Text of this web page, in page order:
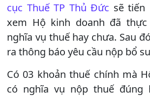
cục Thuế TP Thủ Đức sẽ tiến
xem Hộ kinh doanh đã
nghĩa vụ thuế hay chưa. Sau
ra thông báo yêu cầu nộp bổ
Có 03 khoản thuế chính mà
có nghĩa vụ nộp thuế đúng